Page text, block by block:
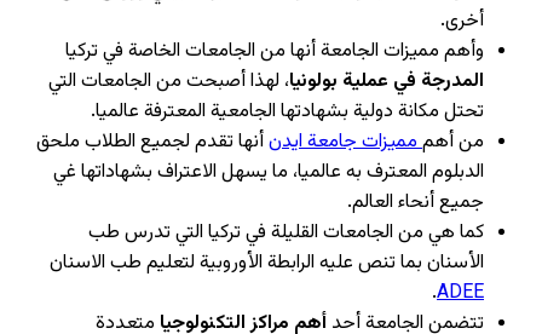
أخرى.
وأهم مميزات الجامعة أنها من الجامعات الخاصة في تركيا
المدرجة في عملية بولونيا، لهذا أصبحت من الجامعات التي
تحتل مكانة دولية بشهادتها الجامعية المعترفة عالميا.
من أهممميزات جامعة ايدنأنها تقدم لجميع الطلاب ملحق
الدبلوم المعترف به عالميا، ما يسهل الاعتراف بشهاداتها غي
جميع أنحاء العالم.
كما هي من الجامعات القليلة في تركيا التي تدرس طب
الأسنان بما تنص عليه الرابطة الأوروبية لتعليم طب الاسنان
ADEE
.
تتضمن الجامعة أحد أهم مراكز التكنولوجيا متعددة